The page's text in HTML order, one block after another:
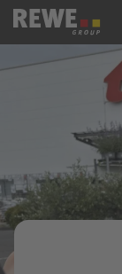
Zum Inhalt